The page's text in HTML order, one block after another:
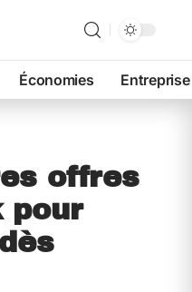
Économies Entreprise
offres
pour